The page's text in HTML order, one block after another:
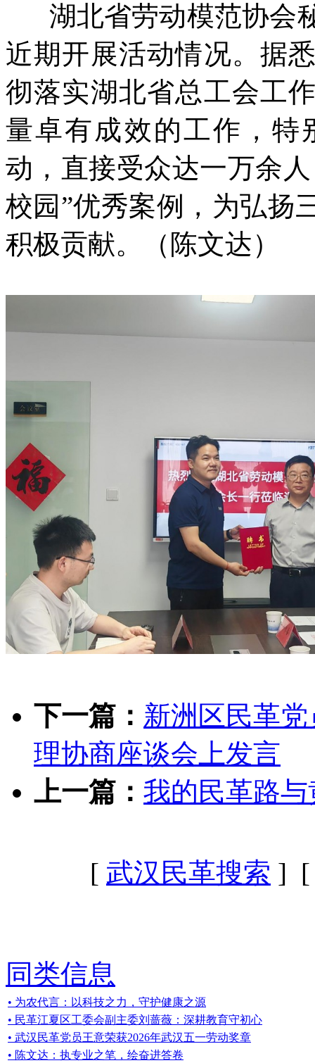
湖北省劳动模范协会
近期开展活动情况。据
彻落实湖北省总工会工
量卓有成效的工作，特
动，直接受众达一万余
校园”优秀案例，为弘扬
积极贡献。（陈文达）
下一篇： 新洲区民革
理协商座谈会上发言
上一篇： 我的民革路
[ 武汉民革搜索 ]
同类信息
• 为农代言：以科技之力，守护健康之源
• 民革江夏区工委会副主委刘蔷薇：深耕教育守初心
• 武汉民革党员王意荣获2026年武汉五一劳动奖章
• 陈文达：执专业之笔，绘奋进答卷